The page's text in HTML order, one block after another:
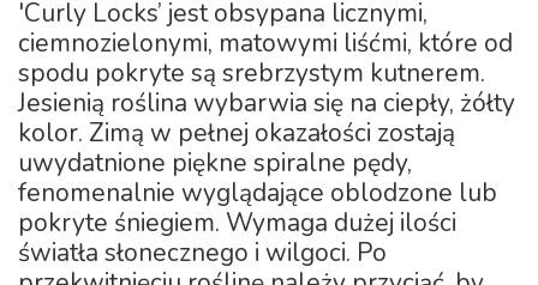
'Curly Locks’ jest obsypana licznymi,
ciemnozielonymi, matowymi liśćmi, które od
spodu pokryte są srebrzystym kutnerem.
Jesienią roślina wybarwia się na ciepły, żółty
kolor. Zimą w pełnej okazałości zostają
uwydatnione piękne spiralne pędy,
fenomenalnie wyglądające oblodzone lub
pokryte śniegiem. Wymaga dużej ilości
światła słonecznego i wilgoci. Po